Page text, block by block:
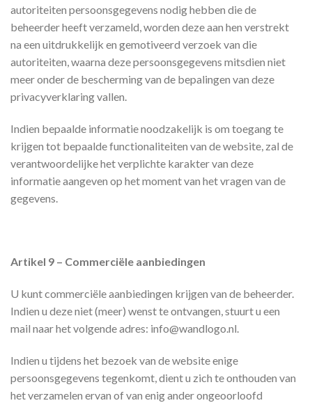
autoriteiten persoonsgegevens nodig hebben die de
beheerder heeft verzameld, worden deze aan hen verstrekt
na een uitdrukkelijk en gemotiveerd verzoek van die
autoriteiten, waarna deze persoonsgegevens mitsdien niet
meer onder de bescherming van de bepalingen van deze
privacyverklaring vallen.
Indien bepaalde informatie noodzakelijk is om toegang te
krijgen tot bepaalde functionaliteiten van de website, zal de
verantwoordelijke het verplichte karakter van deze
informatie aangeven op het moment van het vragen van de
gegevens.
Artikel 9 – Commerciële aanbiedingen
U kunt commerciële aanbiedingen krijgen van de beheerder.
Indien u deze niet (meer) wenst te ontvangen, stuurt u een
mail naar het volgende adres: info@wandlogo.nl.
Indien u tijdens het bezoek van de website enige
persoonsgegevens tegenkomt, dient u zich te onthouden van
het verzamelen ervan of van enig ander ongeoorloofd